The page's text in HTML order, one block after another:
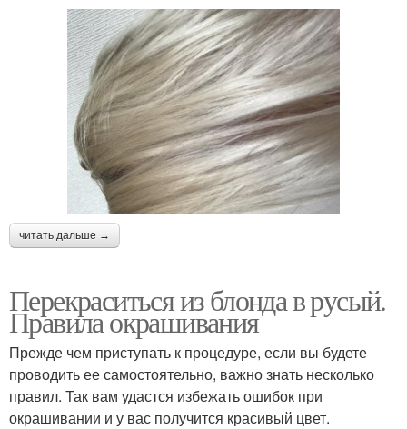
читать дальше →
Перекраситься из блонда в русый.
Правила окрашивания
Прежде чем приступать к процедуре, если вы будете
проводить ее самостоятельно, важно знать несколько
правил. Так вам удастся избежать ошибок при
окрашивании и у вас получится красивый цвет.